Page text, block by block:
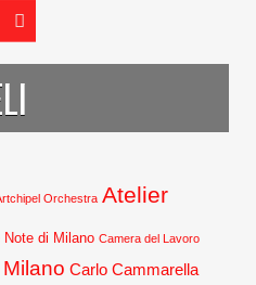
Orchestra Atelier
Note di Milano Camera del Lavoro
Carlo Cammarella